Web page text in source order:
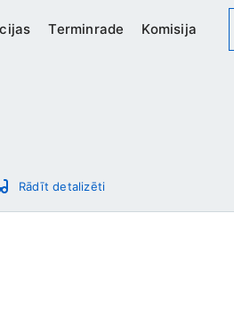
Terminrade Komisija
Rādīt detalizēti